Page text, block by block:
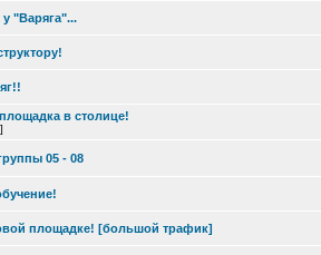
"Варяга"...
в столице!
]
05 - 08
площадке! [большой трафик]